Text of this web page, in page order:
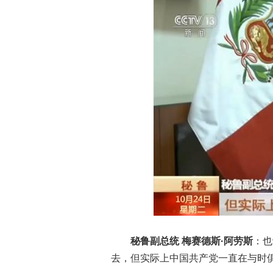
秘鲁副总统 梅赛德斯·阿劳斯：
去，但实际上中国共产党一直在与时